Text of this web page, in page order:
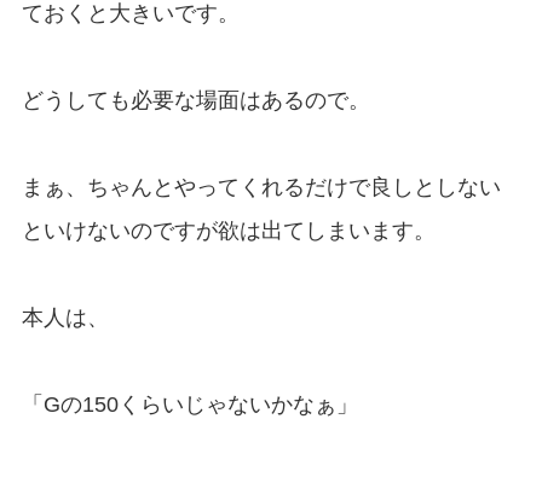
ておくと大きいです。
どうしても必要な場面はあるので。
まぁ、ちゃんとやってくれるだけで良しとしない
といけないのですが欲は出てしまいます。
本人は、
「Gの150くらいじゃないかなぁ」